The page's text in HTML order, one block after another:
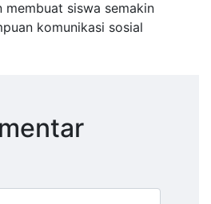
siswa semakin
komunikasi sosial